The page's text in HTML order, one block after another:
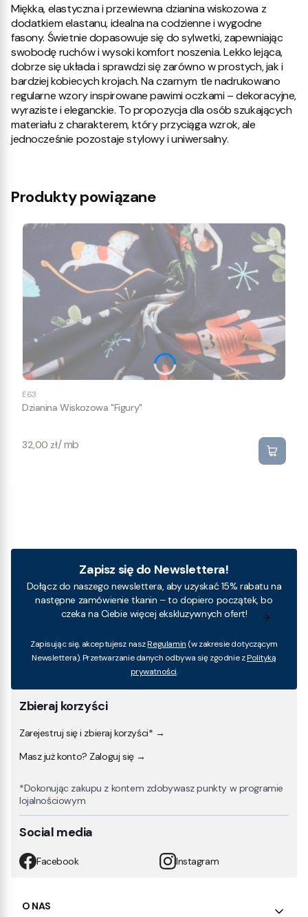
Miękka, elastyczna i przewiewna dzianina wiskozowa z
dodatkiem elastanu, idealna na codzienne i wygodne
fasony. Świetnie dopasowuje się do sylwetki, zapewniając
swobodę ruchów i wysoki komfort noszenia. Lekko lejąca,
dobrze się układa i sprawdzi się zarówno w prostych, jak i
bardziej kobiecych krojach. Na czarnym tle nadrukowano
regularne wzory inspirowane pawimi oczkami – dekoracyjne,
wyraziste i eleganckie. To propozycja dla osób szukających
materiału z charakterem, który przyciąga wzrok, ale
jednocześnie pozostaje stylowy i uniwersalny.
Produkty powiązane
E63
Dzianina Wiskozowa "Figury"
Cena
32,00 zł/ mb
Zbieraj korzyści
Zarejestruj się i zbieraj korzyści* →
Masz już konto? Zaloguj się →
*Dokonując zakupu z kontem zdobywasz punkty w programie
lojalnościowym
Social media
Facebook Instagram
Zapisz się do Newslettera!
Dołącz do naszego newslettera, aby uzyskać 15% rabatu na
następne zamówienie tkanin – to dopiero początek, bo
czeka na Ciebie więcej ekskluzywnych ofert!
Zapisując się, akceptujesz naszRegulamin (w zakresie dotyczącym
Newslettera). Przetwarzanie danych odbywa się zgodnie zPolityką
prywatności.
Linki w stopce
O NAS